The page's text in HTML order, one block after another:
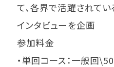
て、各界で活躍されて
インタビューを企画
参加料金
・単回コース：一般回